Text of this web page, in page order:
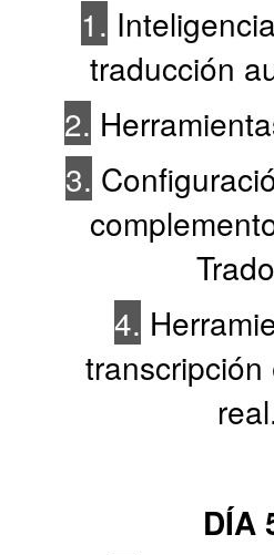
1.
traducción
2.
3.
4.
DÍA